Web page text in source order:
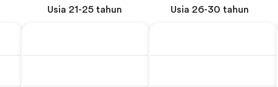
Usia 21-25 tahun Usia 26-30 tahun